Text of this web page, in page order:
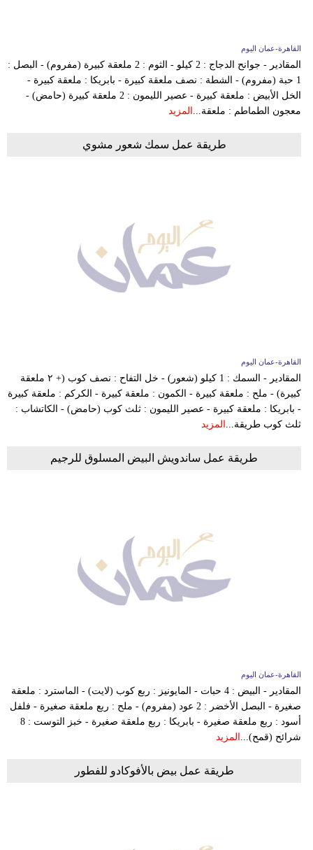
القاهرة-عمان اليوم
المقادير - جوانح الدجاج : 2 كيلو - الثوم : 2 ملعقة كبيرة (مفروم) - البصل :
1 حبة (مفروم) - الشطة : نصف ملعقة كبيرة - بابريكا : ملعقة كبيرة -
الخل الأبيض : ملعقة كبيرة - عصير الليمون : 2 ملعقة كبيرة (حامض) -
معجون الطماطم : ملعقة... المزيد
طريقة عمل سمك شعور مشوي
القاهرة-عمان اليوم
المقادير - السمك : 1 كيلو (شعور) - خل التفاح : نصف كوب (+ ٢ ملعقة
كبيرة) - ملح : ملعقة كبيرة - الكمون : ملعقة كبيرة - الكركم : ملعقة كبيرة
- بابريكا : ملعقة كبيرة - عصير الليمون : ثلث كوب (حامض) - الكاتشاب :
ثلث كوب طريقة... المزيد
طريقة عمل ساندويش البيض المسلوق للرجيم
القاهرة-عمان اليوم
المقادير - البيض : 4 حبات - المايونيز : ربع كوب (لايت) - الماسترد : ملعقة
صغيرة - البصل الأخضر : 2 عود (مفروم) - ملح : ربع ملعقة صغيرة - فلفل
أسود : ربع ملعقة صغيرة - بابريكا : ربع ملعقة صغيرة - خبز التوست : 8
شرائح (قمح)... المزيد
طريقة عمل بيض بالأفوكادو للفطور